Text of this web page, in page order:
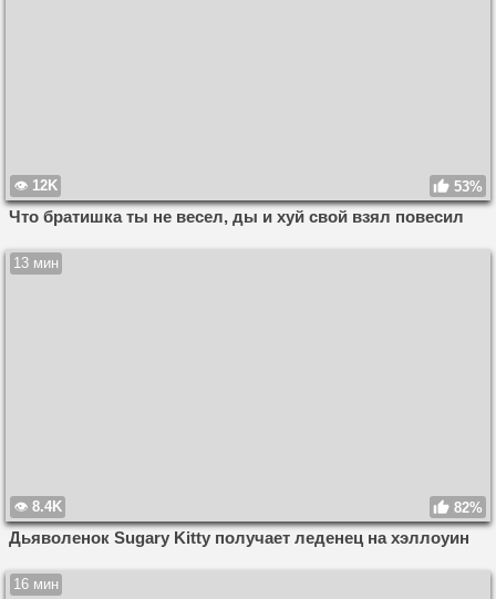
12K 53%
Что братишка ты не весел, ды и хуй свой взял повесил
13 мин
8.4K 82%
Дьяволенок Sugary Kitty получает леденец на хэллоуин
16 мин